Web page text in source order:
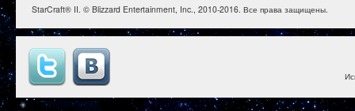
StarCraft® II. © Blizzard Entertainment, Inc., 2010-2016. Все права защищены.